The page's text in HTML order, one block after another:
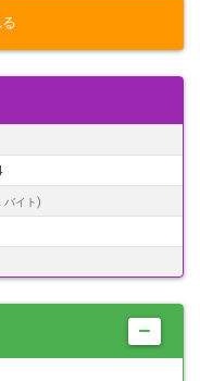
。
容は含まれておりませ
ます。
ます。
りますので安心してダウ
、貸与するなど私的利用
問わず禁止いたします。
バイト)